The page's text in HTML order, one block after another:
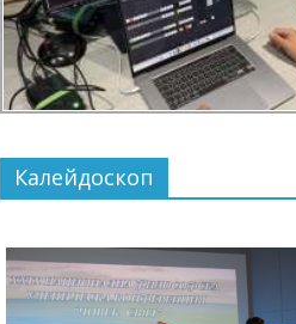
Калейдоскоп